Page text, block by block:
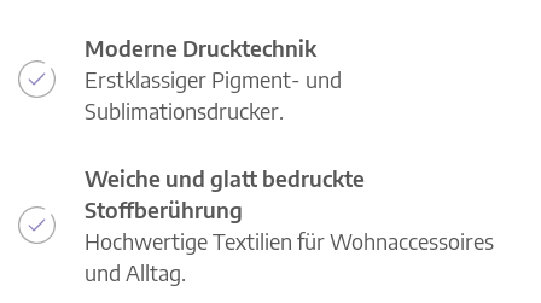
Moderne Drucktechnik
Erstklassiger Pigment- und
Sublimationsdrucker.
Weiche und glatt bedruckte
Stoffberührung
Hochwertige Textilien für Wohnaccessoires
und Alltag.